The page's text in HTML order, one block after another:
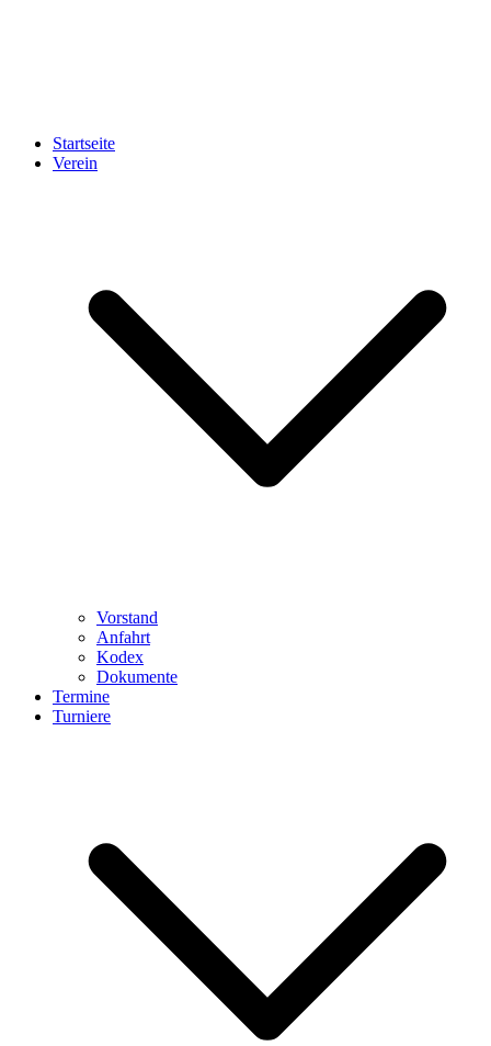
Startseite
Verein
Vorstand
Anfahrt
Kodex
Dokumente
Termine
Turniere